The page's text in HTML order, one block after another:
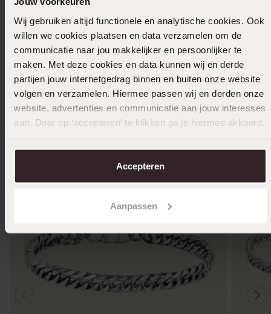
Wij gebruiken altijd functionele en analytische cookies. Ook
willen we cookies plaatsen en data verzamelen om de
communicatie naar jou makkelijker en persoonlijker te
maken. Met deze cookies en data kunnen wij en derde
partijen jouw internetgedrag binnen en buiten onze website
volgen en verzamelen. Hiermee passen wij en derden onze
website, advertenties en communicatie aan jouw interesses
aan. Door op ‘accepteren’ te klikken ga je hiermee akkoord.
over in onscookiebeleid.
Accepteren
Aanpassen
Ook leuk voor jou